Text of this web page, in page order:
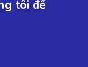
tôi để